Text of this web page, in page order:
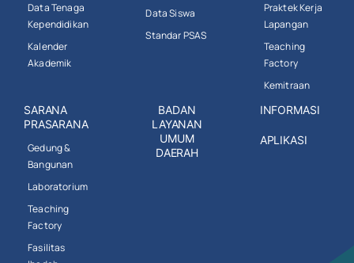
Data Tenaga
Kependidikan
Kalender
Akademik
Data Siswa
Standar PSAS
Praktek Kerja
Lapangan
Teaching
Factory
Kemitraan
SARANA
PRASARANA
Gedung &
Bangunan
Laboratorium
Teaching
Factory
Fasilitas
BADAN
LAYANAN
UMUM
DAERAH
INFORMASI
APLIKASI